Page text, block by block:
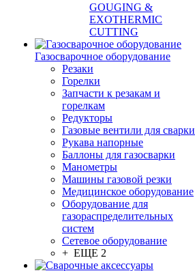
GOUGING &
EXOTHERMIC
CUTTING
Газосварочное оборудование
Резаки
Горелки
Запчасти к резакам и
горелкам
Редукторы
Газовые вентили для сварки
Рукава напорные
Баллоны для газосварки
Манометры
Машины газовой резки
Медицинское оборудование
Оборудование для
газораспределительных
систем
Сетевое оборудование
+ ЕЩЕ 2